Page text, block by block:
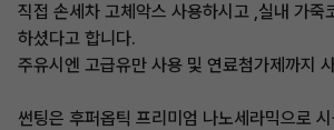
직접 손세차 고체악스 사용하시고 ,실내 가죽
하셨다고 합니다.
주유시엔 고급유만 사용 및 연료첨가제까지
썬팅은 후퍼옵틱 프리미엄 나노세라믹으로